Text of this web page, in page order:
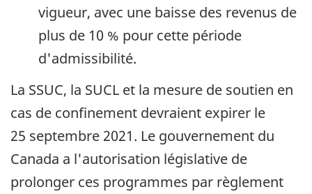
vigueur, avec une baisse des revenus de
plus de 10 % pour cette période
d'admissibilité.
La SSUC, la SUCL et la mesure de soutien en
cas de confinement devraient expirer le
25 septembre 2021. Le gouvernement du
Canada a l'autorisation législative de
prolonger ces programmes par règlement